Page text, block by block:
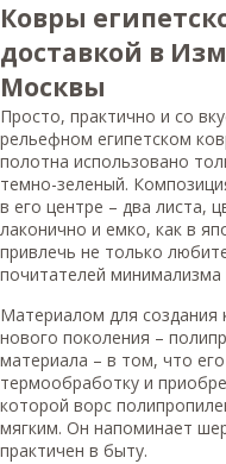
Ковры
доставкой в
Москвы
Просто, практично и со
рельефном египетском
полотна использовано
темно-зеленый.
в его центре – два листа,
лаконично и емко, как в
привлечь не только
почитателей
Материалом для создания
нового поколения –
материала – в том, что
термообработку и
которой ворс
мягким. Он напоминает
практичен в быту.